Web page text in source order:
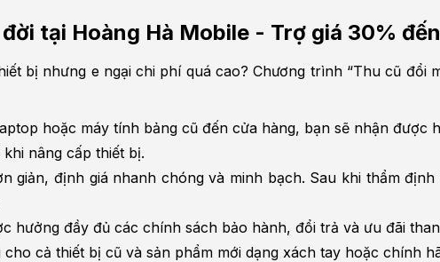
tại Hoàng Hà Mobile - Trợ giá 30%
bị nhưng e ngại chi phí quá cao? Chương trình “Thu cũ đổi
hoặc máy tính bảng cũ đến cửa hàng, bạn sẽ nhận
nâng cấp thiết bị.
giản, định giá nhanh chóng và minh bạch. Sau khi thẩm
hưởng đầy đủ các chính sách bảo hành, đổi trả và ưu đãi
cả thiết bị cũ và sản phẩm mới dạng xách tay hoặc chính